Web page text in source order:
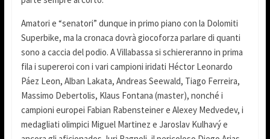
Amatori e “senatori” dunque in primo piano con la Dolomiti
Superbike, ma la cronaca dovrà giocoforza parlare di quanti
sono a caccia del podio. A Villabassa si schiereranno in prima
fila i supereroi con i vari campioni iridati Héctor Leonardo
Páez Leon, Alban Lakata, Andreas Seewald, Tiago Ferreira,
Massimo Debertolis, Klaus Fontana (master), nonché i
campioni europei Fabian Rabensteiner e Alexey Medvedev, i
medagliati olimpici Miguel Martinez e Jaroslav Kulhavý e